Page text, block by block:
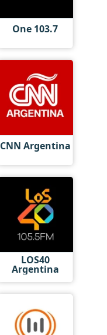
One 103.7
CNN Argentina
LOS40
Argentina